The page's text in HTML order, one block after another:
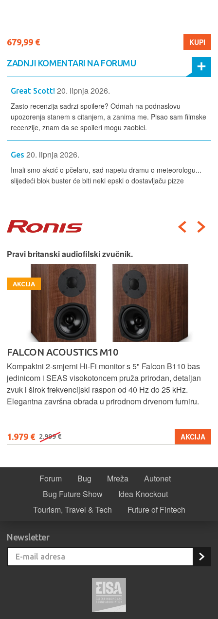
679,99 € KUPI
ZADNJI KOMENTARI NA FORUMU
Great Scott! 20. lipnja 2026.
Zasto recenzija sadrzi spoilere? Odmah na podnaslovu
upozorenja stanem s citanjem, a zanima me. Pisao sam filmske
recenzije, znam da se spoileri mogu zaobici.
Ges 20. lipnja 2026.
Imali smo akcić o pčelaru, sad napetu dramu o meteorologu...
slijedeći blok buster će biti neki epski o dostavljaču pizze
Pravi britanski audiofilski zvučnik.
AKCIJA
FALCON ACOUSTICS M10
Kompaktni 2-smjerni Hi-Fi monitor s 5" Falcon B110 bas
jedinicom i SEAS visokotoncem pruža prirodan, detaljan
zvuk i širok frekvencijski raspon od 40 Hz do 25 kHz.
Elegantna završna obrada u prirodnom drvenom furniru.
1.979 € 2.999 € AKCIJA
Forum Bug Mreža
Autonet
Bug Future Show
Idea Knockout
Tourism, Travel & Tech
Future of Fintech
Newsletter